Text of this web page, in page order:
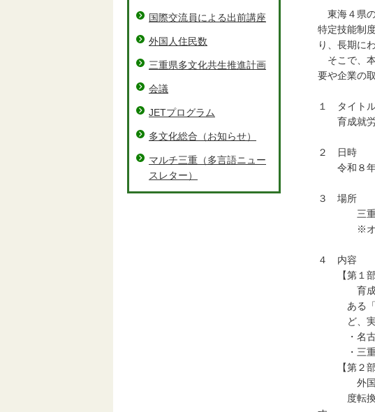
東海４県の
特定技能制
り、長期に
そこで、
要や企業の
１ タイト
育成就労
２ 日時
令和８年
３ 場所
三重県庁
※オンラ
４ 内容
【第１部
育成就労
ある「多
ど、実務
・名古屋
・三重
【第２部
外国人従
度転換を
国際交流員による出前講座
外国人住民数
三重県多文化共生推進計画
会議
JETプログラム
多文化総合（お知らせ）
マルチ三重（多言語ニュー
スレター）